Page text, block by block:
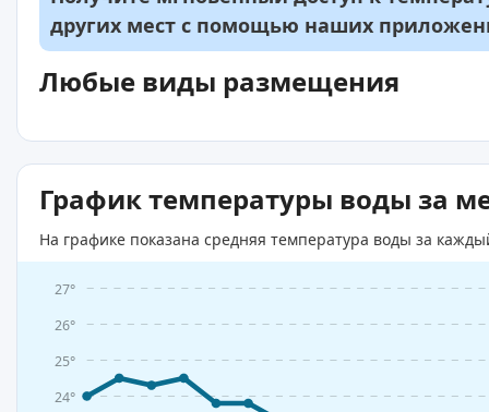
других мест с помощью наших
Любые виды размещения
График температуры воды за
На графике показана средняя температура воды за
24°
25°
26°
27°